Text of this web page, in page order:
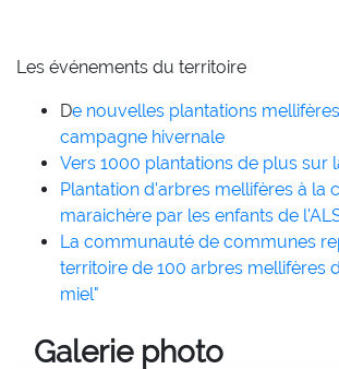
Les événements du territoire
De nouvelles plantations
campagne hivernale
Vers 1000 plantations de plus sur
Plantation d'arbres mellifères à la
maraichère par les enfants de
La communauté de communes
territoire de 100 arbres mellifères
miel"
Galerie photo